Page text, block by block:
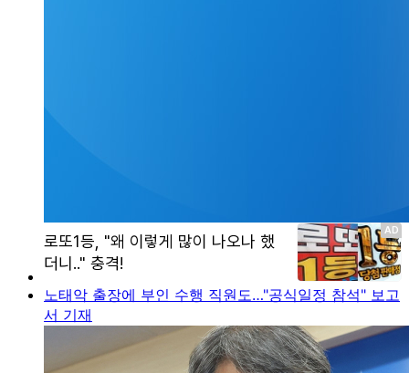
노태악 출장에 부인 수행 직원도…"공식일정 참석" 보고
서 기재